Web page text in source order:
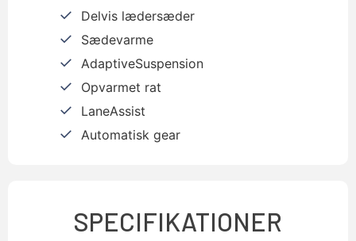
Delvis lædersæder
Sædevarme
AdaptiveSuspension
Opvarmet rat
LaneAssist
Automatisk gear
SPECIFIKATIONER